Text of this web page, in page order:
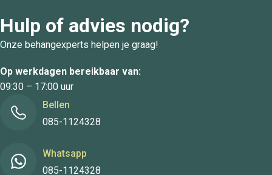
Hulp of advies nodig?
Onze behangexperts helpen je graag!
Op werkdagen bereikbaar van:
09:30 – 17:00 uur
Bellen
085-1124328
Whatsapp
085-1124328